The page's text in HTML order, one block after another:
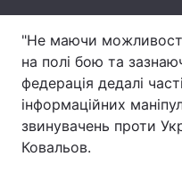
Тема оформлення
"Не маючи
на полі бою та
федерація дедалі
інформаційних
звинувачень проти
Ковальов.